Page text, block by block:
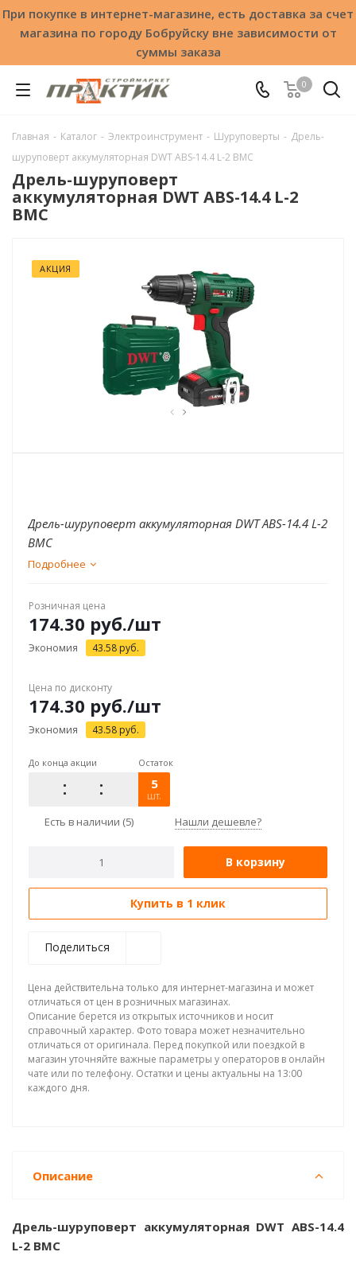
При покупке в интернет-магазине, есть доставка за счет
магазина по городу Бобруйску вне зависимости от
суммы заказа
0
Главная - Каталог - Электроинструмент - Шуруповерты - Дрель-
шуруповерт аккумуляторная DWT ABS-14.4 L-2 BMC
Дрель-шуруповерт
аккумуляторная DWT ABS-14.4 L-2
BMC
АКЦИЯ
Дрель-шуруповерт аккумуляторная DWT ABS-14.4 L-2
BMC
Подробнее
Розничная цена
174.30 руб./шт
Экономия 43.58 руб.
Цена по дисконту
174.30 руб./шт
Экономия 43.58 руб.
До конца акции Остаток
5
шт.
Есть в наличии (5) Нашли дешевле?
В корзину
Купить в 1 клик
Поделиться
Цена действительна только для интернет-магазина и может
отличаться от цен в розничных магазинах.
Описание берется из открытых источников и носит
справочный характер. Фото товара может незначительно
отличаться от оригинала. Перед покупкой или поездкой в
магазин уточняйте важные параметры у операторов в онлайн
чате или по телефону. Остатки и цены актуальны на 13:00
каждого дня.
Описание
Дрель-шуруповерт аккумуляторная DWT ABS-14.4
L-2 BMC